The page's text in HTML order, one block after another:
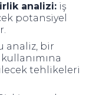
analizi: iş
potansiyel
analiz, bir
tehlikeleri